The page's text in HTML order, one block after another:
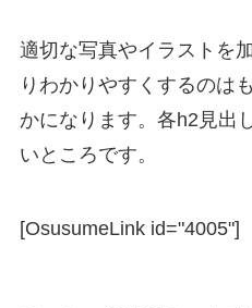
適切な写真やイラストを
りわかりやすくするのは
かになります。各h2見出
いところです。
[OsusumeLink id="4005"]